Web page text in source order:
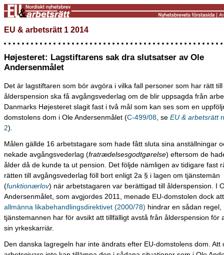
EU & arbetsrätt 1 2014
Højesteret: Lagstiftarens sak dra slutsatser av Ole
Andersenmålet
Det är lagstiftaren som bör avgöra i vilka fall personer som har rätt till
ålderspension ska få avgångsvederlag om de blir uppsagda från
Danmarks Højesteret slagit fast i två mål som kan ses som en
domstolens dom i Ole Andersenmålet (C-499/08 , se EU & arbetsrätt
2).
Målen gällde 16 arbetstagare som hade fått sluta sina anställningar
nekade avgångsvederlag (fratrædelsesgodtgørelse) eftersom de
ålder då de kunde ta ut pension. Det följde nämligen av tidigare fast
rätten till avgångsvederlag föll bort enligt 2a § i lagen om tjänstemän
(funktionærlov) när arbetstagaren var berättigad till ålderspension. I
Andersenmålet, som avgjordes 2011, menade EU-domstolen dock
allmänna likabehandlingsdirektivet (2000/78) hindrar en sådan regel,
tjänstemannen har för avsikt att tillfälligt avstå från ålderspension för
sin yrkeskarriär.
Den danska lagregeln har inte ändrats efter EU-domstolens dom. Att